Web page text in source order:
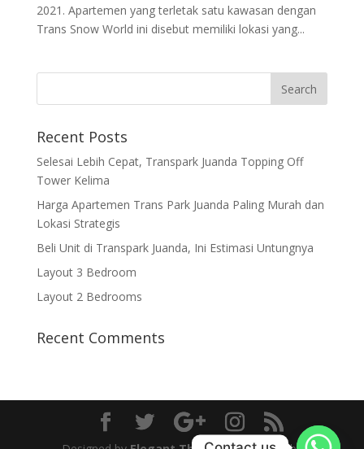
2021. Apartemen yang terletak satu kawasan dengan
Trans Snow World ini disebut memiliki lokasi yang...
Recent Posts
Selesai Lebih Cepat, Transpark Juanda Topping Off
Tower Kelima
Harga Apartemen Trans Park Juanda Paling Murah dan
Lokasi Strategis
Beli Unit di Transpark Juanda, Ini Estimasi Untungnya
Layout 3 Bedroom
Layout 2 Bedrooms
Recent Comments